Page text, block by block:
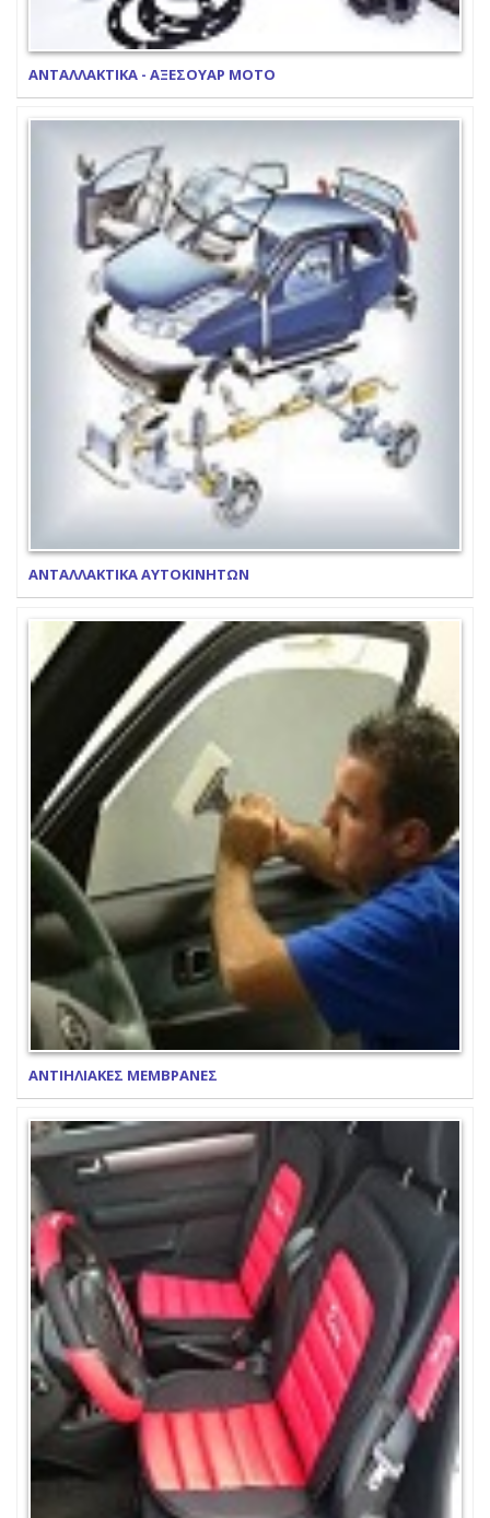
ΑΝΤΑΛΛΑΚΤΙΚΑ - ΑΞΕΣΟΥΑΡ ΜΟΤΟ
ΑΝΤΑΛΛΑΚΤΙΚΑ ΑΥΤΟΚΙΝΗΤΩΝ
ΑΝΤΙΗΛΙΑΚΕΣ ΜΕΜΒΡΑΝΕΣ